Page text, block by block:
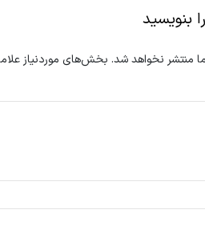
بنویسید
منتشر نخواهد شد. بخش‌های موردنیاز